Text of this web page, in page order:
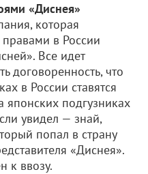
«Диснея»
которая
в России
Все идет
договоренность, что
в России ставятся
подгузниках
увидел — знай,
попал в страну
«Диснея».
к ввозу.